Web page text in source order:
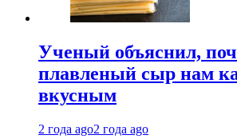
Ученый объяснил,
плавленый сыр нам
вкусным
2 года ago2 года ago